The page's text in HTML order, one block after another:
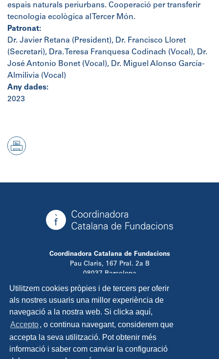
Utilitzem cookies pròpies i de tercers per oferir
als nostres usuaris una millor experiència de
navegació a la nostra web. Si clicka aquí,
Accepto, o continua navegant, considerem que
accepta la seva utilització. Pot obtenir més
informació i saber com canviar la configuració
espais naturals periurbans. Cooperació per transferir
tecnologia ecològica al Tercer Món.
Patronat:
Dr. Javier Retana (President), Dr. Francisco Lloret
(Secretari), Dra. Teresa Franquesa Codinach (Vocal), Dr.
José Antonio Bonet (Vocal), Dr. Miguel Alonso García-
Almilivia (Vocal)
Any dades:
2023
Coordinadora Catalana de Fundacions
Pau Claris, 167 Pral. 2a B
08037 Barcelona
T. 934 881 480
info@ccfundacions.cat
Contacta